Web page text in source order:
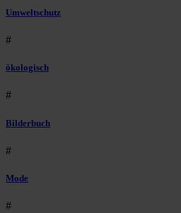
Umweltschutz
#
ökologisch
#
Bilderbuch
#
Mode
#